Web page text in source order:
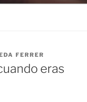
FERRER
eras